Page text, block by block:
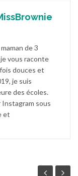
de 3
vous raconte
douces et
je suis
des écoles.
Instagram sous
et